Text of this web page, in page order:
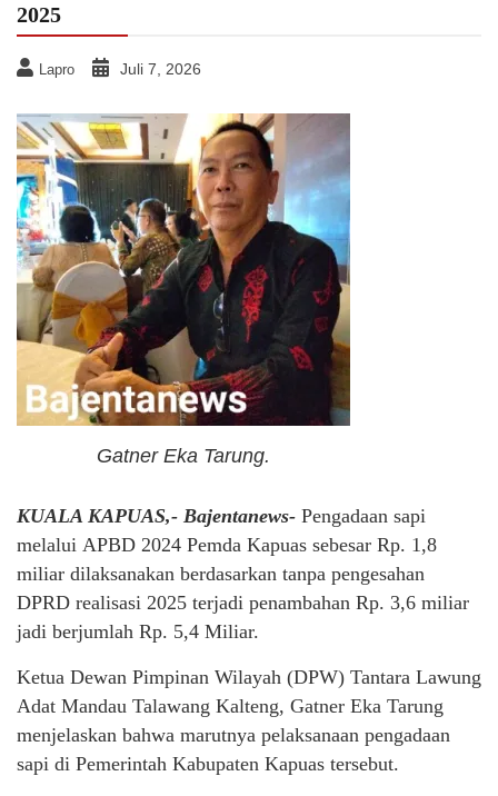
2025
Lapro Juli 7, 2026
Gatner Eka Tarung.
KUALA KAPUAS,- Bajentanews- Pengadaan sapi
melalui APBD 2024 Pemda Kapuas sebesar Rp. 1,8
miliar dilaksanakan berdasarkan tanpa pengesahan
DPRD realisasi 2025 terjadi penambahan Rp. 3,6 miliar
jadi berjumlah Rp. 5,4 Miliar.
Ketua Dewan Pimpinan Wilayah (DPW) Tantara Lawung
Adat Mandau Talawang Kalteng, Gatner Eka Tarung
menjelaskan bahwa marutnya pelaksanaan pengadaan
sapi di Pemerintah Kabupaten Kapuas tersebut.